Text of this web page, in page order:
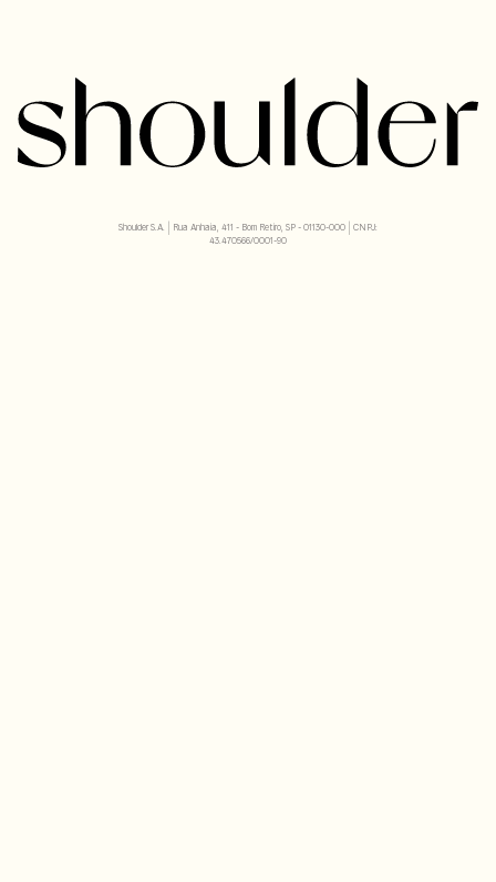
Shoulder S.A. | Rua Anhaia, 411 - Bom Retiro, SP - 01130-000 | CNPJ:
43.470566/0001-90